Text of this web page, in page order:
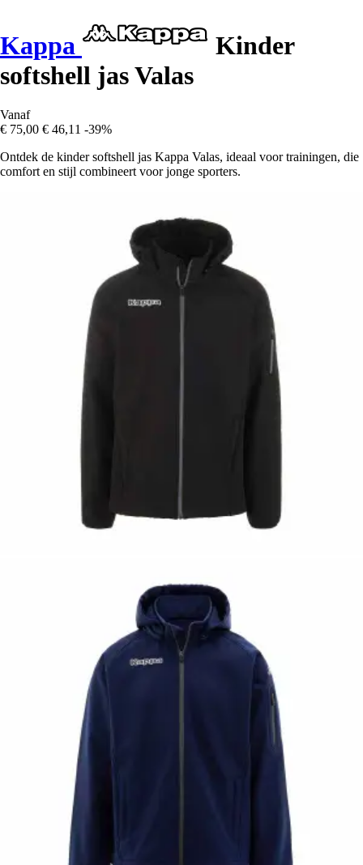
Kappa
Kinder
softshell jas Valas
Vanaf
€ 75,00 € 46,11 -39%
Ontdek de kinder softshell jas Kappa Valas, ideaal voor trainingen, die
comfort en stijl combineert voor jonge sporters.